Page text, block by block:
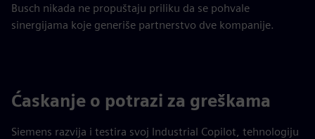
Busch nikada ne propuštaju priliku da se pohvale
sinergijama koje generiše partnerstvo dve kompanije.
Ćaskanje o potrazi za greškama
Siemens razvija i testira svoj Industrial Copilot, tehnologiju